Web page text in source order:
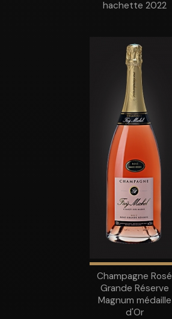
hachette 2022
Champagne Rosé
Grande Réserve
Magnum médaille
d'Or